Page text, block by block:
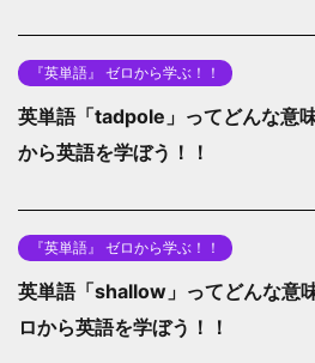
『英単語』 ゼロから学ぶ！！
英単語「tadpole」ってどんな意
から英語を学ぼう！！
『英単語』 ゼロから学ぶ！！
英単語「shallow」ってどんな意
ロから英語を学ぼう！！